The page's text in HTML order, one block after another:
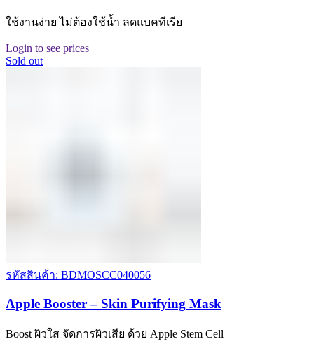
ใช้งานง่าย ไม่ต้องใช้น้ำ ลดแบคทีเรีย
Login to see prices
Sold out
รหัสสินค้า: BDMOSCC040056
Apple Booster – Skin Purifying Mask
Boost ผิวใส จัดการผิวเสีย ด้วย Apple Stem Cell